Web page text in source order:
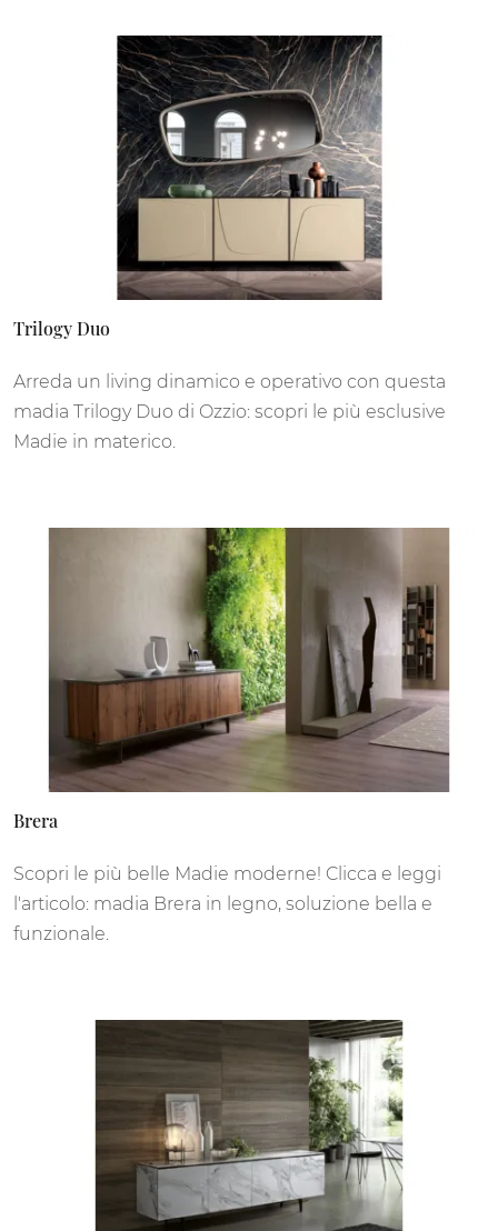
Trilogy Duo
Arreda un living dinamico e operativo con questa
madia Trilogy Duo di Ozzio: scopri le più esclusive
Madie in materico.
Brera
Scopri le più belle Madie moderne! Clicca e leggi
l'articolo: madia Brera in legno, soluzione bella e
funzionale.